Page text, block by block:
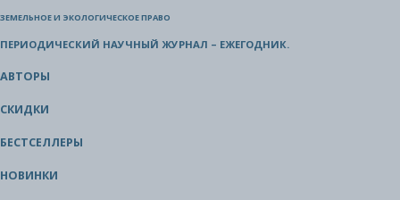
ЗЕМЕЛЬНОЕ И ЭКОЛОГИЧЕСКОЕ ПРАВО
ПЕРИОДИЧЕСКИЙ НАУЧНЫЙ ЖУРНАЛ – ЕЖЕГОДНИК.
АВТОРЫ
СКИДКИ
БЕСТСЕЛЛЕРЫ
НОВИНКИ